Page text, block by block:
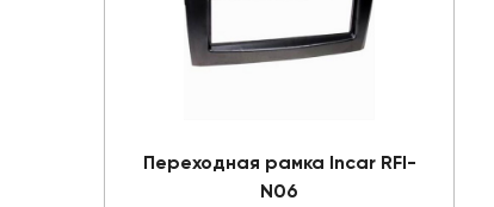
Переходная рамка Incar RFI-
N06